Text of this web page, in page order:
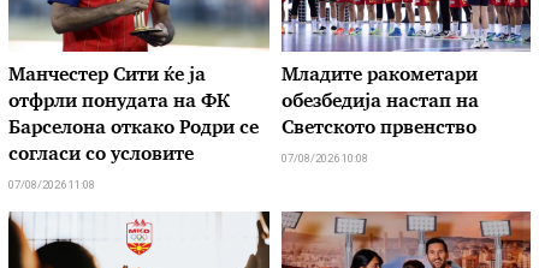
Манчестер Сити ќе ја
отфрли понудата на ФК
Барселона откако Родри се
согласи со условите
07/08/2026 11:08
Младите ракометари
обезбедија настап на
Светското првенство
07/08/2026 10:08